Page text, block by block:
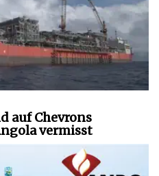
auf Chevrons
vermisst